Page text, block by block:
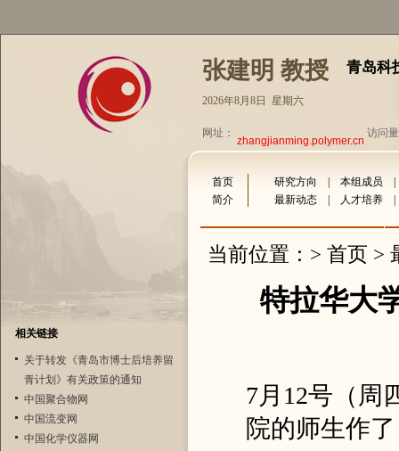
张建明 教授 青岛科
2026年8月8日 星期六
网址： zhangjianming.polymer.cn 访问
相关链接
关于转发《青岛市博士后培养留
青计划》有关政策的通知
中国聚合物网
中国流变网
中国化学仪器网
首页 研究方向 本组成员
简介
最新动态 人才培养
当前位置：> 首页 >
特拉华大
7月12号（周
院的师生作了